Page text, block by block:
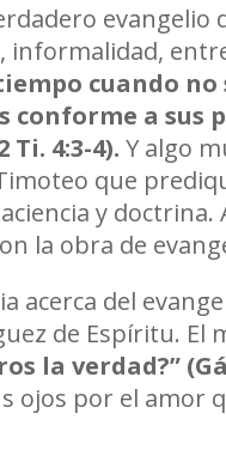
evangelio
informalidad,
cuando
a sus
Ti. 4:3-4). Y algo
que
y
la obra de
acerca del
de Espíritu. El
la verdad?”(Gá
por el amor